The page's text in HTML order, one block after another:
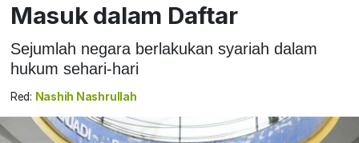
Masuk dalam Daftar
Sejumlah negara berlakukan syariah dalam
hukum sehari-hari
Red: Nashih Nashrullah